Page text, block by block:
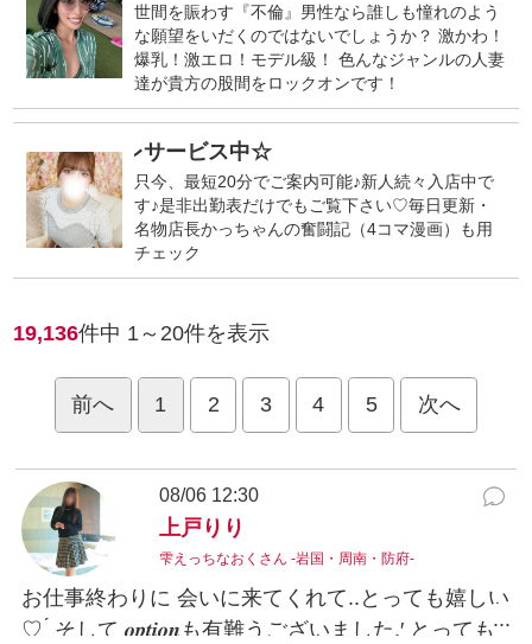
世間を賑わす『不倫』男性なら誰しも憧れのよう
な願望をいだくのではないでしょうか？ 激かわ！
爆乳！激エロ！モデル級！ 色んなジャンルの人妻
達が貴方の股間をロックオンです！
サービス中☆
只今、最短20分でご案内可能♪新人続々入店中で
す♪是非出勤表だけでもご覧下さい♡毎日更新・
名物店長かっちゃんの奮闘記（4コマ漫画）も用
チェック
19,136件中 1～20件を表示
前へ 1 2 3 4 5 次へ
08/06 12:30
上戸りり
雫えっちなおくさん -岩国・周南・防府-
お仕事終わりに 会いに来てくれて..とっても嬉しい
♡ ̖́ そして 𝒐𝒑𝒕𝒊𝒐𝒏も有難うございました.′ とっても